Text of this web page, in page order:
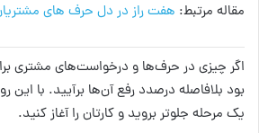
مقاله مرتبط: هفت راز در دل حرف های
اگر چیزی در حرف‌ها و درخواست‌های مشتری
بود بلافاصله درصدد رفع آن‌ها برآیید. با
یک مرحله جلوتر بروید و کارتان را آغاز کنید.